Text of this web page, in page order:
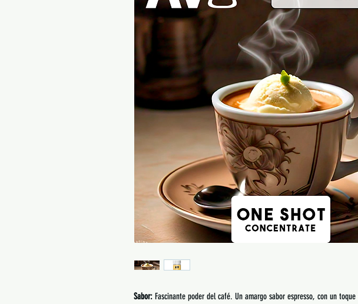
Sabor:Fascinante poder del café. Un amargo sabor espresso, con un toque